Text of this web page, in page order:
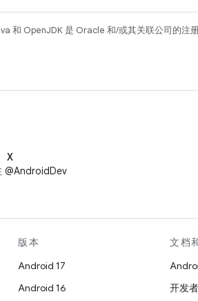
和 OpenJDK 是 Oracle 和/或其关联公司的注册
X
@AndroidDev
版本
Android 17
Android 16
文档
开发